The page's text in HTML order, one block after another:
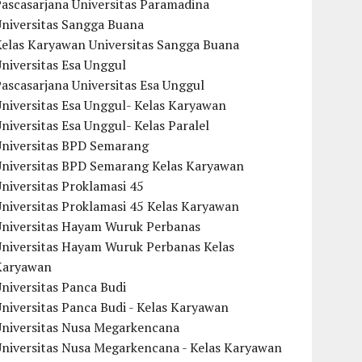
Universitas Paramadina
Sangga Buana
Karyawan Universitas Sangga Buana
Esa Unggul
Universitas Esa Unggul
Esa Unggul- Kelas Karyawan
Esa Unggul- Kelas Paralel
BPD Semarang
BPD Semarang Kelas Karyawan
Proklamasi 45
Proklamasi 45 Kelas Karyawan
Hayam Wuruk Perbanas
Hayam Wuruk Perbanas Kelas
Panca Budi
Panca Budi - Kelas Karyawan
Nusa Megarkencana
Nusa Megarkencana - Kelas Karyawan